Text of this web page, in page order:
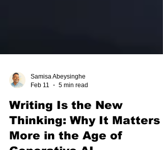
Samisa Abeysinghe
Feb 11
5 min read
Writing Is the New